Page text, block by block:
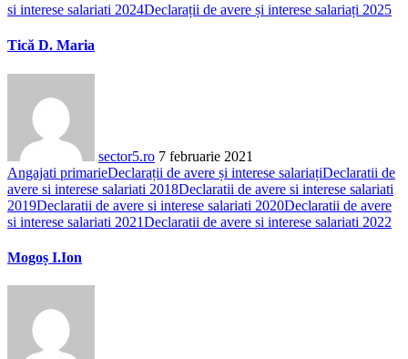
si interese salariati 2024Declarații de avere și interese salariați 2025
Tică D. Maria
sector5.ro 7 februarie 2021
Angajati primarieDeclarații de avere și interese salariațiDeclaratii de
avere si interese salariati 2018Declaratii de avere si interese salariati
2019Declaratii de avere si interese salariati 2020Declaratii de avere
si interese salariati 2021Declaratii de avere si interese salariati 2022
Mogoș I.Ion